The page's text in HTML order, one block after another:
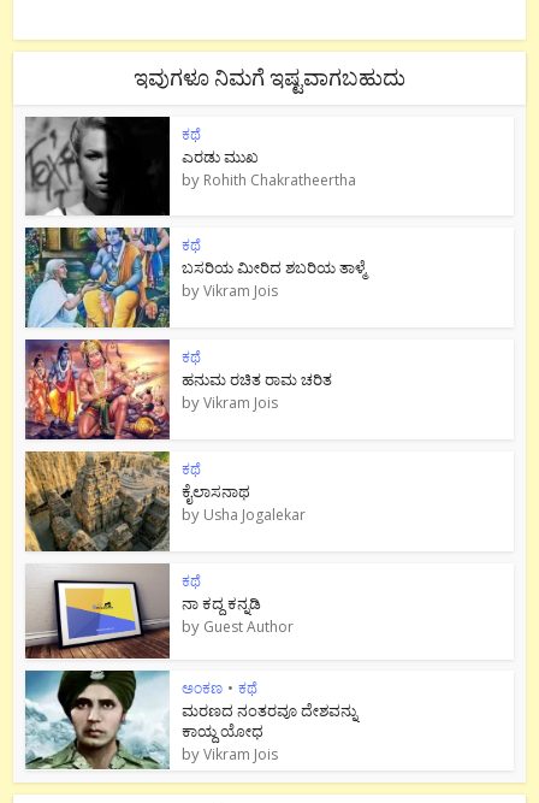
ಇವುಗಳೂ ನಿಮಗೆ ಇಷ್ಟವಾಗಬಹುದು
ಕಥೆ
ಎರಡು ಮುಖ
by Rohith Chakratheertha
ಕಥೆ
ಬಸರಿಯ ಮೀರಿದ ಶಬರಿಯ ತಾಳ್ಮೆ
byVikram Jois
ಕಥೆ
ಹನುಮ ರಚಿತ ರಾಮ‌ ಚರಿತ
byVikram Jois
ಕಥೆ
ಕೈಲಾಸನಾಥ
by Usha Jogalekar
ಕಥೆ
ನಾ ಕದ್ದ ಕನ್ನಡಿ
by Guest Author
ಅಂಕಣ • ಕಥೆ
ಮರಣದ ನಂತರವೂ ದೇಶವನ್ನು
ಕಾಯ್ದ ಯೋಧ
byVikram Jois